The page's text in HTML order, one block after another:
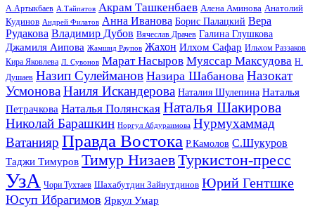
А.Артыкбаев А.Тайпатов Акрам Ташкенбаев Алена Аминова Анатолий
Кудинов Андрей Филатов Анна Иванова Борис Палацкий Вера
Рудакова Владимир Дубов Вячеслав Драчев Галина Глушкова
Джамиля Аипова Жамшид Раупов Жахон Илхом Сафар Ильхом Раззаков
Кира Яковлева Л. Сувонов Марат Насыров Муяссар Максудова Н.
Душаев Назип Сулейманов Назира Шабанова Назокат
УсмоноваНаиля Искандерова Наталия Шулепина Наталья
Петрачкова Наталья Полянская Наталья Шакирова
Николай Барашкин Норгул Абдураимова Нурмухаммад
Ватанияр Правда Востока Р.Камолов С.Шукуров
Таджи Тимуров Тимур НизаевТуркистон-пресс
УзА Чори Тухтаев Шахабутдин Зайнутдинов Юрий Гентшке
Юсуп Ибрагимов Яркул Умар